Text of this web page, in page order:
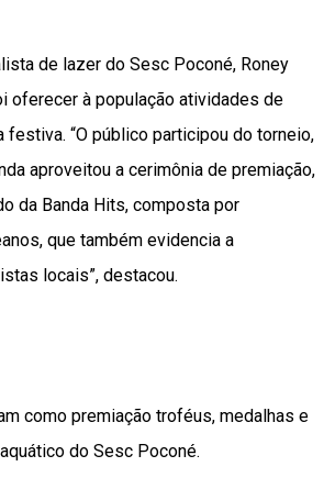
de lazer do Sesc Poconé, Roney
oferecer à população atividades de
festiva. “O público participou do torneio,
aproveitou a cerimônia de premiação,
da Banda Hits, composta por
que também evidencia a
locais”, destacou.
como premiação troféus, medalhas e
do Sesc Poconé.